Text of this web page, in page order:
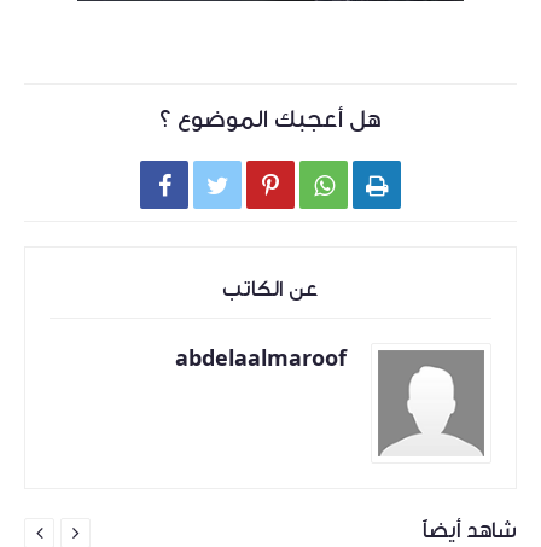
هل أعجبك الموضوع ؟
    
عن الكاتب
abdelaalmaroof
شاهد أيضاً 
